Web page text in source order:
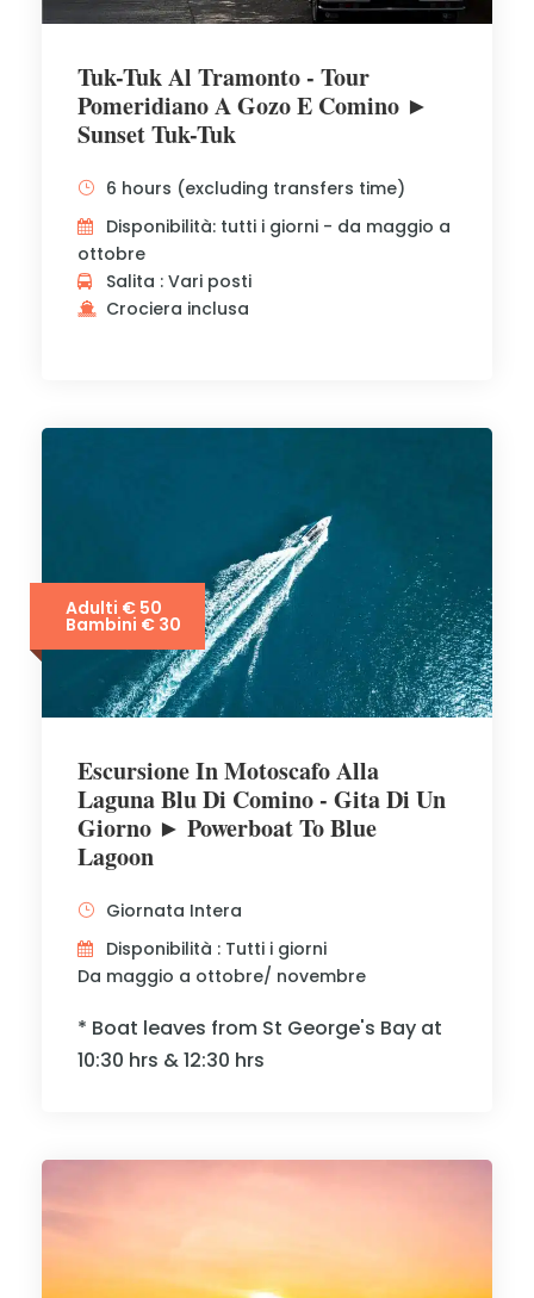
Tuk-Tuk Al Tramonto - Tour
Pomeridiano A Gozo E Comino ►
Sunset Tuk-Tuk
6 hours (excluding transfers time)
Disponibilità: tutti i giorni - da maggio a
ottobre
Salita : Vari posti
Crociera inclusa
Adulti € 50
Bambini € 30
Escursione In Motoscafo Alla
Laguna Blu Di Comino - Gita Di Un
Giorno ► Powerboat To Blue
Lagoon
Giornata Intera
Disponibilità : Tutti i giorni
Da maggio a ottobre/ novembre
* Boat leaves from St George's Bay at
10:30 hrs & 12:30 hrs